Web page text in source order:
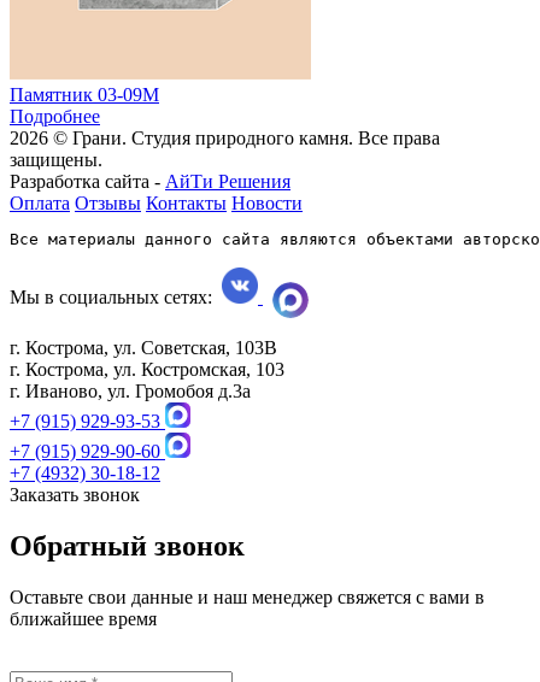
Памятник 03-09М
Подробнее
2026 © Грани. Студия природного камня. Все права
защищены.
Разработка сайта - АйТи Решения
Оплата Отзывы Контакты Новости
Все материалы данного сайта являются объектами
Мы в социальных сетях:
г. Кострома, ул. Советская, 103В
г. Кострома, ул. Костромская, 103
г. Иваново, ул. Громобоя д.3а
+7 (915) 929-93-53
+7 (915) 929-90-60
+7 (4932) 30-18-12
Заказать звонок
Обратный звонок
Оставьте свои данные и наш менеджер свяжется с вами в
ближайшее время